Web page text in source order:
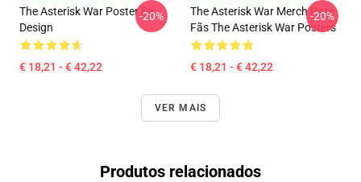
The Asterisk War Poster De
Design
€ 18,21 - € 42,22
-20%
The Asterisk War Merch Para
Fãs The Asterisk War Posters
€ 18,21 - € 42,22
-20%
VER MAIS
Produtos relacionados